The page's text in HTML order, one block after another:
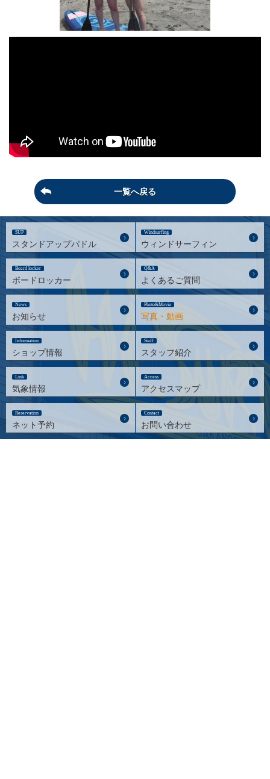
一覧へ戻る
SUP
スタンドアップパドル
Windsurfing
ウィンドサーフィン
Board locker
ボードロッカー
Q&A
よくあるご質問
News
お知らせ
Photo&Movie
写真・動画
Information
ショップ情報
Staff
スタッフ紹介
Link
気象情報
Access
アクセスマップ
Reservation
ネット予約
Contact
お問い合わせ